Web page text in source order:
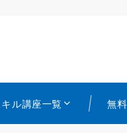
キル講座一覧 無